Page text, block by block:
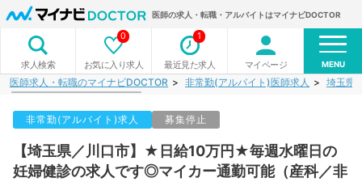
医師の求人・転職・アルバイトはマイナビDOCTOR
求人検索 お気に入り求人
0
最近見た求人
1
マイページ MENU
医師求人・転職のマイナビDOCTOR 非常勤(アルバイト)医師求人 埼玉県
非常勤(アルバイト)求人 募集停止
【埼玉県／川口市】★日給10万円★毎週水曜日の
妊婦健診の求人です◎マイカー通勤可能（産科／非